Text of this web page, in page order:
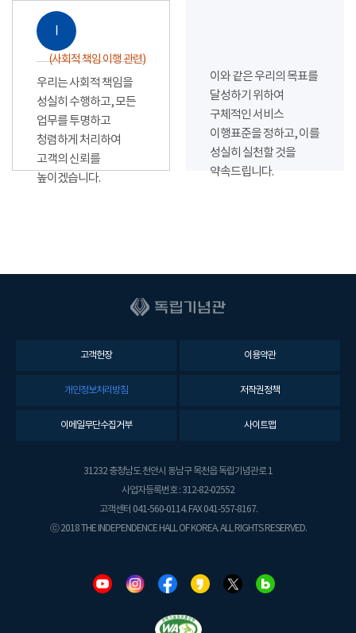
Ⅰ
(사회적 책임 이행 관련)
우리는 사회적 책임을
성실히 수행하고, 모든
업무를 투명하고
청렴하게 처리하여
고객의 신뢰를
높이겠습니다.
이와 같은 우리의 목표를
달성하기 위하여
구체적인 서비스
이행표준을 정하고, 이를
성실히 실천할 것을
약속드립니다.
고객헌장 이용약관
개인정보처리방침 저작권정책
이메일무단수집거부 사이트맵
31232 충청남도 천안시 동남구 목천읍 독립기념관로 1
사업자등록번호 : 312-82-02552
고객센터 041-560-0114. FAX 041-557-8167.
ⓒ 2018 THE INDEPENDENCE HALL OF KOREA. ALL RIGHTS RESERVED.